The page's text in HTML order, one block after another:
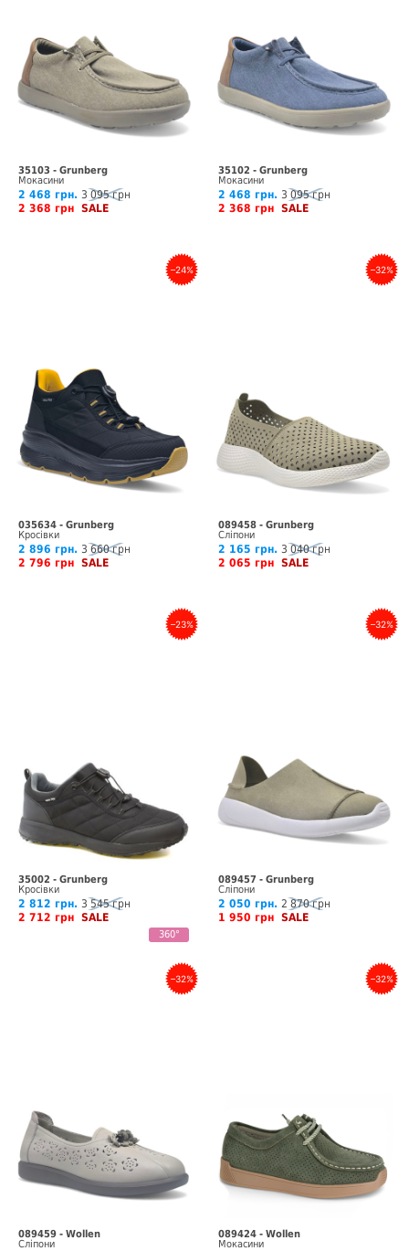
35103 - Grunberg
Мокасини
2 468 грн. 3 095 грн
2 368 грн SALE
35102 - Grunberg
Мокасини
2 468 грн. 3 095 грн
2 368 грн SALE
–24%
035634 - Grunberg
Кросівки
2 896 грн. 3 660 грн
2 796 грн SALE
–32%
089458 - Grunberg
Сліпони
2 165 грн. 3 040 грн
2 065 грн SALE
–23%
35002 - Grunberg
Кросівки
2 812 грн. 3 545 грн
2 712 грн SALE
360°
–32%
089457 - Grunberg
Сліпони
2 050 грн. 2 870 грн
1 950 грн SALE
–32%
089459 - Wollen
Сліпони
–32%
089424 - Wollen
Мокасини